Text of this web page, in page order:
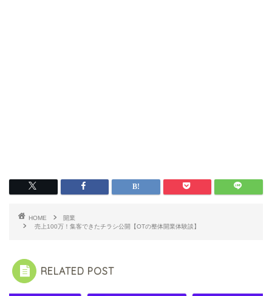
HOME
開業
売上100万！集客できたチラシ公開【OTの整体開業体験談】
RELATED POST